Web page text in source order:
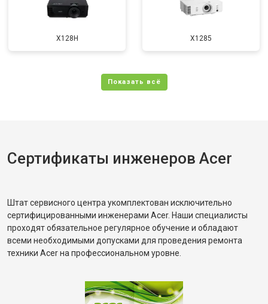
X128H X1285
Сертификаты инженеров Acer
Штат сервисного центра укомплектован исключительно
сертифицированными инженерами Acer. Наши специалисты
проходят обязательное регулярное обучение и обладают
всеми необходимыми допусками для проведения ремонта
техники Acer на профессиональном уровне.